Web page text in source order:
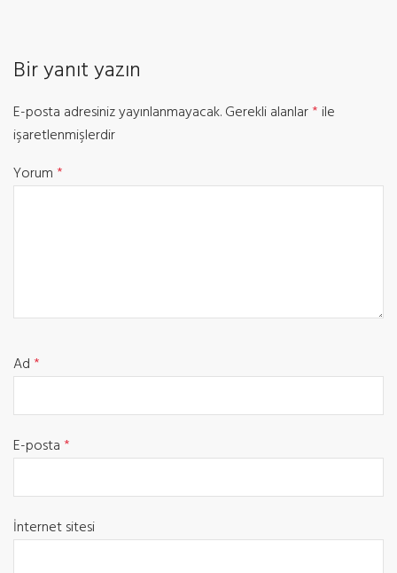
Bir yanıt yazın
E-posta adresiniz yayınlanmayacak.Gerekli alanlar* ile
işaretlenmişlerdir
Yorum*
Ad*
E-posta*
İnternet sitesi